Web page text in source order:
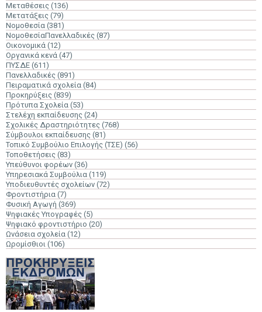
Μεταθέσεις (136)
Μετατάξεις (79)
Νομοθεσία (381)
ΝομοθεσίαΠανελλαδικές (87)
Οικονομικά (12)
Οργανικά κενά (47)
ΠΥΣΔΕ (611)
Πανελλαδικές (891)
Πειραματικά σχολεία (84)
Προκηρύξεις (839)
Πρότυπα Σχολεία (53)
Στελέχη εκπαίδευσης (24)
Σχολικές Δραστηριότητες (768)
Σύμβουλοι εκπαίδευσης (81)
Τοπικό Συμβούλιο Επιλογής (ΤΣΕ) (56)
Τοποθετήσεις (83)
Υπεύθυνοι φορέων (36)
Υπηρεσιακά Συμβούλια (119)
Υποδιευθυντές σχολείων (72)
Φροντιστήρια (7)
Φυσική Αγωγή (369)
Ψηφιακές Υπογραφές (5)
Ψηφιακό φροντιστήριο (20)
Ωνάσεια σχολεία (12)
Ωρομίσθιοι (106)